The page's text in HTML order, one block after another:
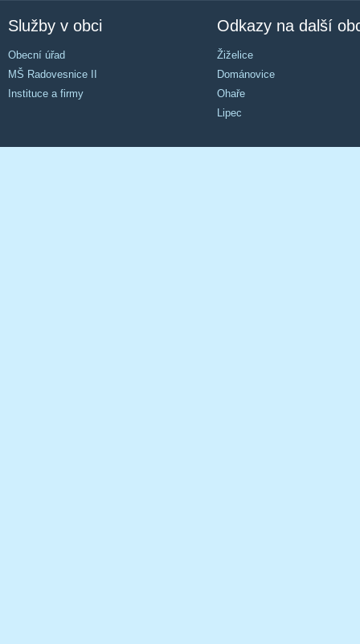
Služby v obci
Obecní úřad
MŠ Radovesnice II
Instituce a firmy
Odkazy na další
Žiželice
Dománovice
Ohaře
Lipec